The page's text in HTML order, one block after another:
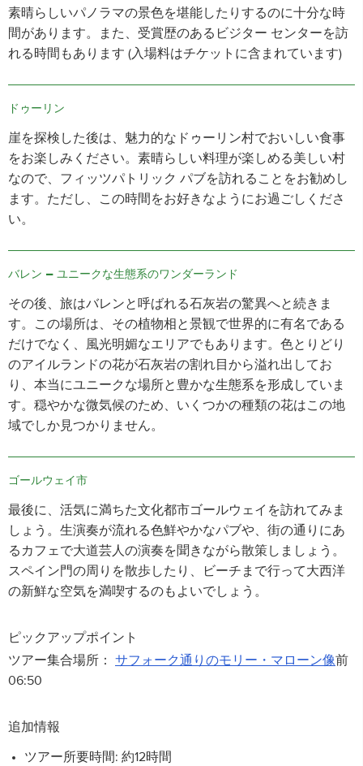
素晴らしいパノラマの景色を堪能したりするのに十分な時
間があります。また、受賞歴のあるビジター センターを訪
れる時間もあります (入場料はチケットに含まれています)
ドゥーリン
崖を探検した後は、魅力的なドゥーリン村でおいしい食事
をお楽しみください。素晴らしい料理が楽しめる美しい村
なので、フィッツパトリック パブを訪れることをお勧めし
ます。ただし、この時間をお好きなようにお過ごしくださ
い。
バレン – ユニークな生態系のワンダーランド
その後、旅はバレンと呼ばれる石灰岩の驚異へと続きま
す。この場所は、その植物相と景観で世界的に有名である
だけでなく、風光明媚なエリアでもあります。色とりどり
のアイルランドの花が石灰岩の割れ目から溢れ出してお
り、本当にユニークな場所と豊かな生態系を形成していま
す。穏やかな微気候のため、いくつかの種類の花はこの地
域でしか見つかりません。
ゴールウェイ市
最後に、活気に満ちた文化都市ゴールウェイを訪れてみま
しょう。生演奏が流れる色鮮やかなパブや、街の通りにあ
るカフェで大道芸人の演奏を聞きながら散策しましょう。
スペイン門の周りを散歩したり、ビーチまで行って大西洋
の新鮮な空気を満喫するのもよいでしょう。
ピックアップポイント
ツアー集合場所： サフォーク通りのモリー・マローン像前
06:50
追加情報
ツアー所要時間: 約12時間